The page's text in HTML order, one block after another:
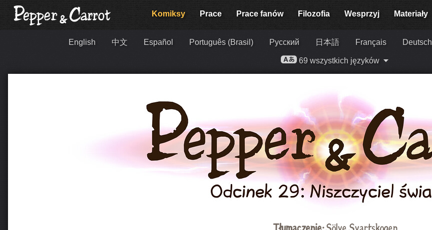
Komiksy Prace Prace fanów Filozofia Wesprzyj Materiały
English 中文 Español Português (Brasil) Русский 日本語 Français Deutsch
69 wszystkich języków
Tłumaczenie:Sölve Svartskogen.